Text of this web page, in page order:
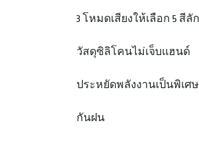
3 โหมดเสียงให้เลือก 5 สี
วัสดุซิลิโคนไม่เจ็บแฮนด์
ประหยัดพลังงานเป็นพิเศ
กันฝน